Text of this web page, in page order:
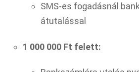
SMS-es fogadásnál
átutalással
1 000 000 Ft felett: